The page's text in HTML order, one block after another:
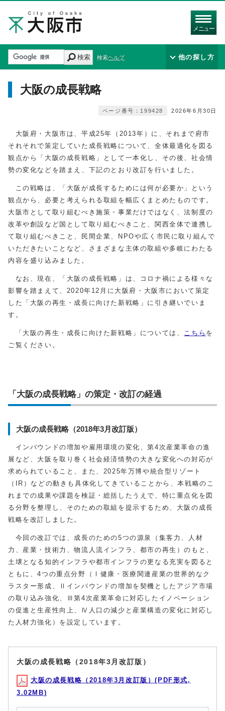
メニュー
検索 検索ヘルプ 他の探し方
大阪の成長戦略
2026年6月30日
ページ番号：199428
大阪府・大阪市は、平成25年（2013年）に、それまで府市
それそれで策定していた成長戦略について、全体最適化を図る
観点から「大阪の成長戦略」として一本化し、その後、社会情
勢の変化などを踏まえ、下記のとおり改訂を行いました。
この戦略は、「大阪が成長するためには何が必要か」という
観点から、必要と考えられる取組を幅広くまとめたものです。
大阪市として取り組むべき施策・事業だけではなく、法制度の
改革や創設など国として取り組むべきこと、関西全体で連携し
て取り組むべきこと、民間企業、NPOや広く市民に取り組んで
いただきたいことなど、さまざまな主体の取組や多岐にわたる
内容を盛り込みました。
なお、現在、「大阪の成長戦略」は、コロナ禍による様々な
影響を踏まえて、2020年12月に大阪府・大阪市において策定
した「大阪の再生・成長に向けた新戦略」に引き継いでいま
す。
「大阪の再生・成長に向けた新戦略」については、 こちら を
ご覧ください。
「大阪の成長戦略」の策定・改訂の経過
大阪の成長戦略（2018年3月改訂版）
インバウンドの増加や雇用環境の変化、第4次産業革命の進
展など、大阪を取り巻く社会経済情勢の大きな変化への対応が
求められていること、また、2025年万博や統合型リゾート
（IR）などの動きも具体化してきていることから、本戦略のこ
れまでの成果や課題を検証・総括したうえで、特に重点化を図
る分野を整理し、そのための取組を提示するため、大阪の成長
戦略を改訂しました。
今回の改訂では、成長のための5つの源泉（集客力、人材
力、産業・技術力、物流人流インフラ、都市の再生）のもと、
土壌となる知的インフラや都市インフラの更なる充実を図ると
ともに、4つの重点分野（Ⅰ健康・医療関連産業の世界的なク
ラスター形成、Ⅱインバウンドの増加を契機としたアジア市場
の取り込み強化、Ⅲ第4次産業革命に対応したイノベーション
の促進と生産性向上、Ⅳ人口の減少と産業構造の変化に対応し
た人材力強化）を設定しています。
大阪の成長戦略（2018年3月改訂版）
大阪の成長戦略（2018年3月改訂版）(PDF形式,
3.02MB)